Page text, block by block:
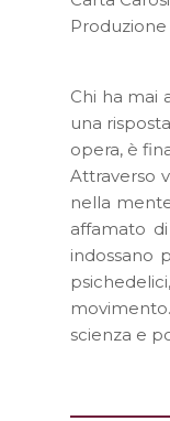
Chi ha mai
una
opera, è
Attraverso
nella
affamato
indossano
scienza e